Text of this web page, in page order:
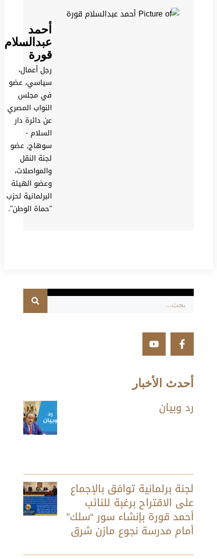
أحمد
عبدالسلام
قورة
رجل أعمال،
سياسي، عضو
في مجلس
النواب المصري
عن دائرة دار
السلام -
سوهاج, عضو
لجنة النقل
والمواصلات،
وعضو الهيئة
البرلمانية لحزب
"حماة الوطن".
أحدث الأخبار
رد وبيان
لجنة برلمانية توافق بالإجماع
على الاقتراح برغبة للنائب
أحمد قورة بإنشاء سور “سلك”
أمام مدرسة نجوع مازن شرق